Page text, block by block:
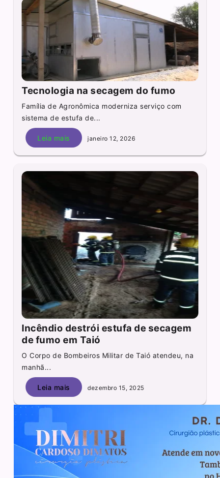
Tecnologia na secagem do fumo
Família de Agronômica moderniza serviço com
sistema de estufa de...
Leia mais janeiro 12, 2026
Incêndio destrói estufa de secagem
de fumo em Taió
O Corpo de Bombeiros Militar de Taió atendeu, na
manhã...
Leia mais dezembro 15, 2025